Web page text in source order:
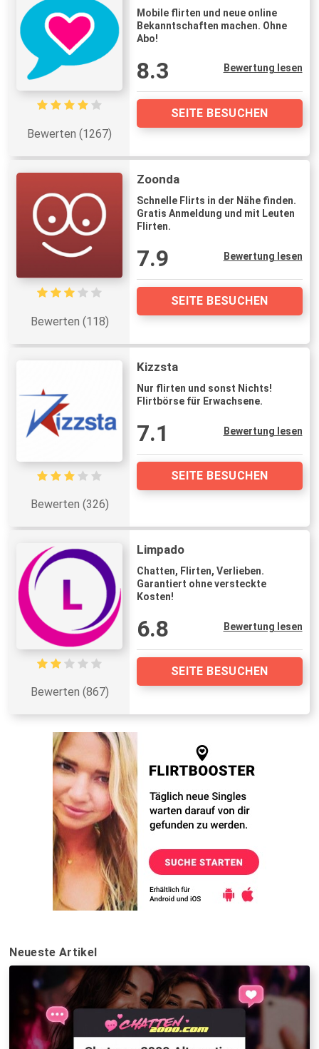
Bewerten (1267)
Mobile flirten und neue online
Bekanntschaften machen. Ohne
Abo!
8.3 Bewertung lesen
SEITE BESUCHEN
Bewerten (118)
Zoonda
Schnelle Flirts in der Nähe finden.
Gratis Anmeldung und mit Leuten
Flirten.
7.9 Bewertung lesen
SEITE BESUCHEN
Bewerten (326)
Kizzsta
Nur flirten und sonst Nichts!
Flirtbörse für Erwachsene.
7.1 Bewertung lesen
SEITE BESUCHEN
Bewerten (867)
Limpado
Chatten, Flirten, Verlieben.
Garantiert ohne versteckte
Kosten!
6.8 Bewertung lesen
SEITE BESUCHEN
Neueste Artikel